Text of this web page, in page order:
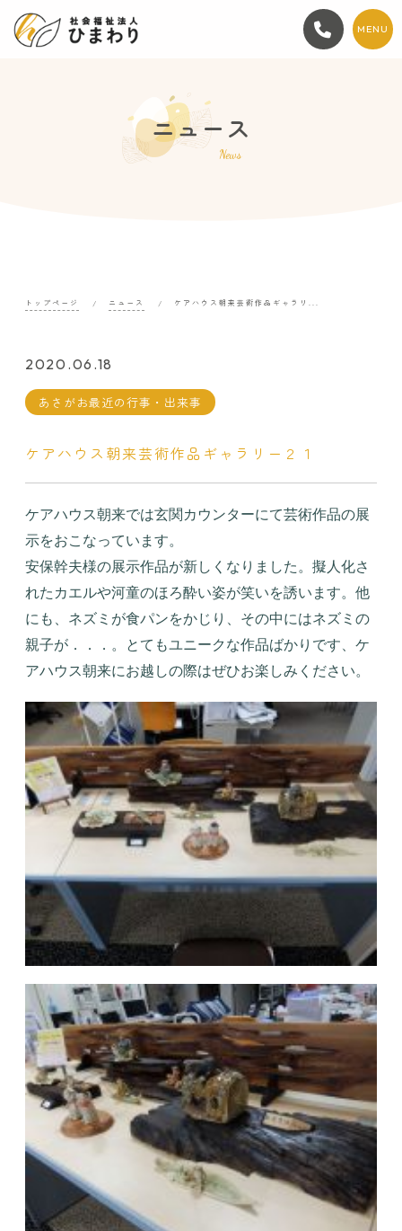
MENU
ニュース
News
トップページ ニュース ケアハウス朝来芸術作品ギャラリ...
2020.06.18
あさがお最近の行事・出来事
ケアハウス朝来芸術作品ギャラリー２１
ケアハウス朝来では玄関カウンターにて芸術作品の展
示をおこなっています。
安保幹夫様の展示作品が新しくなりました。擬人化さ
れたカエルや河童のほろ酔い姿が笑いを誘います。他
にも、ネズミが食パンをかじり、その中にはネズミの
親子が．．．。とてもユニークな作品ばかりです、ケ
アハウス朝来にお越しの際はぜひお楽しみください。